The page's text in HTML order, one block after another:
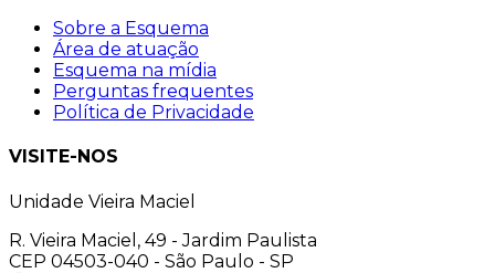
Sobre a Esquema
Área de atuação
Esquema na mídia
Perguntas frequentes
Política de Privacidade
VISITE-NOS
Unidade Vieira Maciel
R. Vieira Maciel, 49 - Jardim Paulista
CEP 04503-040 - São Paulo - SP